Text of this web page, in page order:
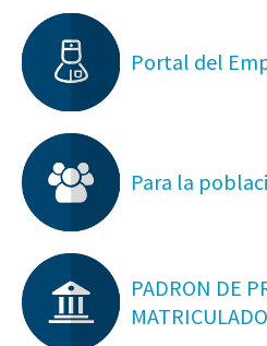
Portal del
Para la
PADRON DE